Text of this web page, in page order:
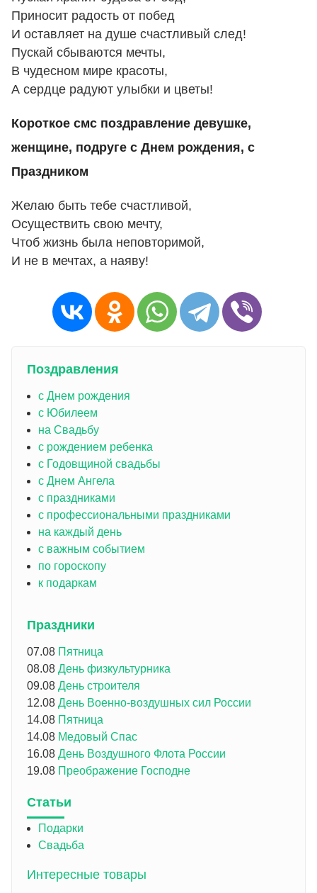
Приносит радость от побед
И оставляет на душе счастливый след!
Пускай сбываются мечты,
В чудесном мире красоты,
А сердце радуют улыбки и цветы!
Короткое смс поздравление девушке,
женщине, подруге с Днем рождения, с
Праздником
Желаю быть тебе счастливой,
Осуществить свою мечту,
Чтоб жизнь была неповторимой,
И не в мечтах, а наяву!
Поздравления
с Днем рождения
с Юбилеем
на Свадьбу
с рождением ребенка
с Годовщиной свадьбы
с Днем Ангела
с праздниками
с профессиональными праздниками
на каждый день
с важным событием
по гороскопу
к подаркам
Праздники
07.08 Пятница
08.08 День физкультурника
09.08 День строителя
12.08 День Военно-воздушных сил России
14.08 Пятница
14.08 Медовый Спас
16.08 День Воздушного Флота России
19.08 Преображение Господне
Статьи
Подарки
Свадьба
Интересные товары